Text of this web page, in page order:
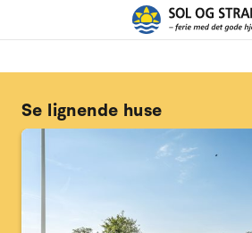
Se lignende huse